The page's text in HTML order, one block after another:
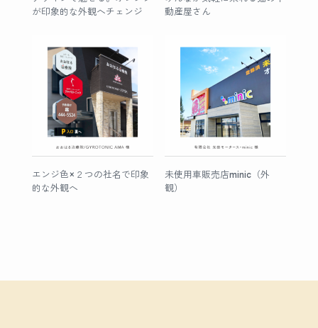
が印象的な外観へチェンジ
動産屋さん
エンジ色×２つの社名で印象
的な外観へ
未使用車販売店minic（外
観）